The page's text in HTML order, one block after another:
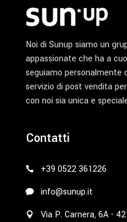
Noi di Sunup siamo un
appassionate che ha a
seguiamo
servizio di post vendita
con noi sia unica e
Contatti
+39 0522 361226
info@sunup.it
Via P. Carnera, 6A -